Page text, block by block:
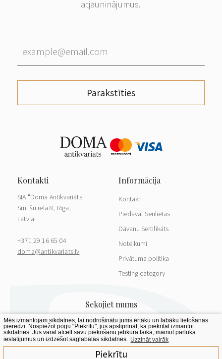
atjauninājumus.
Parakstīties
SIA "Doma Antikvariāts"
Smilšu iela 8, Rīga,
Latvia
+371 29 16 65 04
doma@antikvariats.lv
Kontakti
Piedāvāt Senlietas
Dāvanu Sertifikāts
Noteikumi
Privātuma politika
Testing category
Mēs izmantojam sīkdatnes, lai nodrošinātu jums ērtāku un labāku lietošanas
pieredzi. Nospiežot pogu "Piekrītu", jūs apstiprināt, ka piekrītat izmantot
sīkdatnes. Jūs varat atcelt savu piekrišanu jebkurā laikā, mainot pārlūka
iestatījumus un izdzēšot saglabātās sīkdatnes. Uzzināt vairāk
Piekrītu